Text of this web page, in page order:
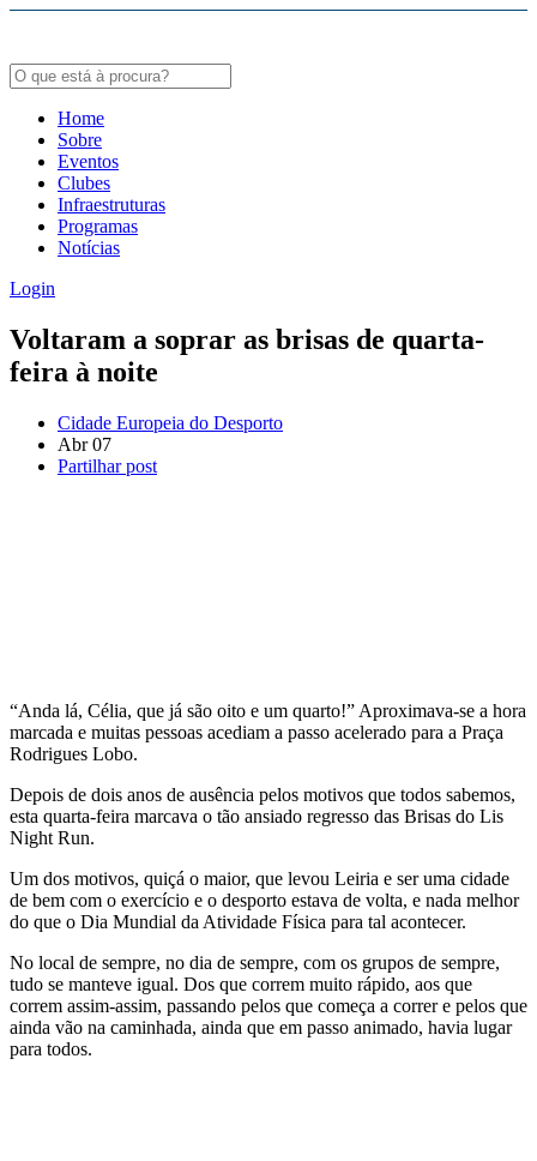
Home
Sobre
Eventos
Clubes
Infraestruturas
Programas
Notícias
Login
Voltaram a soprar as brisas de quarta-
feira à noite
Cidade Europeia do Desporto
Abr 07
Partilhar post
Growth Hormone Review -https://academic.oup.com/edrv/article/35/3/341/
Grote selectie van farmacologische producten -
Creatine supplementation meta-analysis -
Hypertrophy Adaptations Review -
“Anda lá, Célia, que já são oito e um quarto!” Aproximava-se a hora
marcada e muitas pessoas acediam a passo acelerado para a Praça
Rodrigues Lobo.
Depois de dois anos de ausência pelos motivos que todos sabemos,
esta quarta-feira marcava o tão ansiado regresso das Brisas do Lis
Night Run.
Um dos motivos, quiçá o maior, que levou Leiria e ser uma cidade
de bem com o exercício e o desporto estava de volta, e nada melhor
do que o Dia Mundial da Atividade Física para tal acontecer.
No local de sempre, no dia de sempre, com os grupos de sempre,
tudo se manteve igual. Dos que correm muito rápido, aos que
correm assim-assim, passando pelos que começa a correr e pelos que
ainda vão na caminhada, ainda que em passo animado, havia lugar
para todos.